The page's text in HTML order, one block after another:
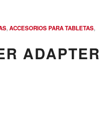
,ACCESORIOS PARA TABLETAS,
ADAPTER